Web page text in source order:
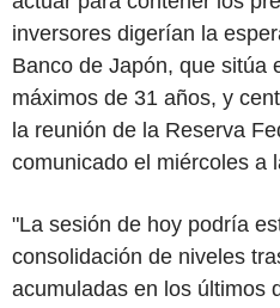
inversores digerían la
Banco de Japón, que sitúa
máximos de 31 años, y
la reunión de la Reserva
comunicado el miércoles a
"La sesión de hoy podría
consolidación de niveles
acumuladas en los últimos